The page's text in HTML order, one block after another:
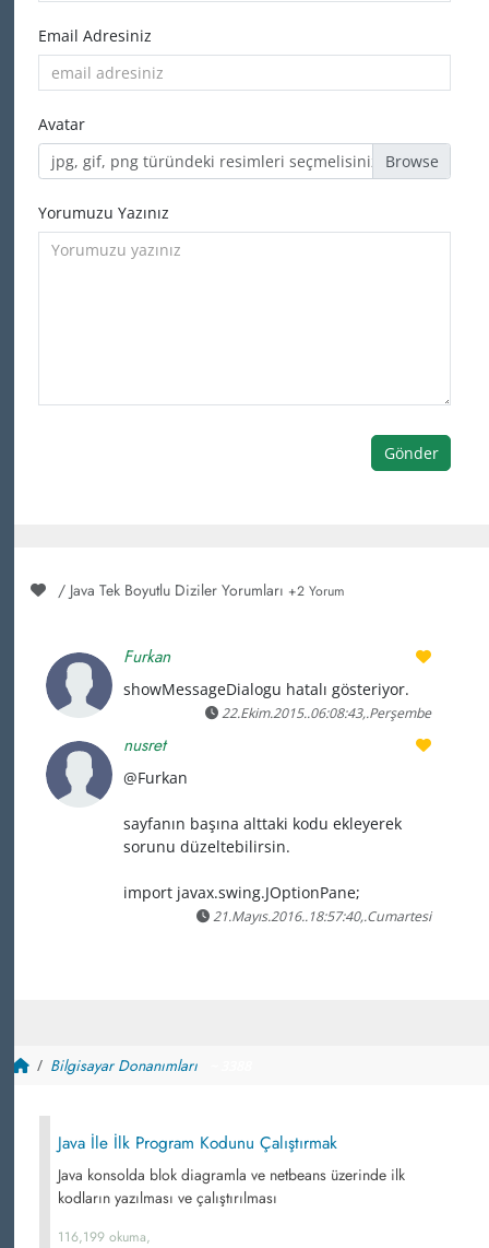
Email Adresiniz
Avatar
jpg, gif, png türündeki resimleri seçmelisiniz
Yorumuzu Yazınız
Gönder
/ Java Tek Boyutlu Diziler Yorumları +2 Yorum
Furkan
showMessageDialogu hatalı gösteriyor.
22.Ekim.2015..06:08:43,.Perşembe
nusret
@Furkan
sayfanın başına alttaki kodu ekleyerek
sorunu düzeltebilirsin.
import javax.swing.JOptionPane;
21.Mayıs.2016..18:57:40,.Cumartesi
Bilgisayar Donanımları
Java İle İlk Program Kodunu Çalıştırmak
Java konsolda blok diagramla ve netbeans üzerinde ilk
kodların yazılması ve çalıştırılması
116,199 okuma,